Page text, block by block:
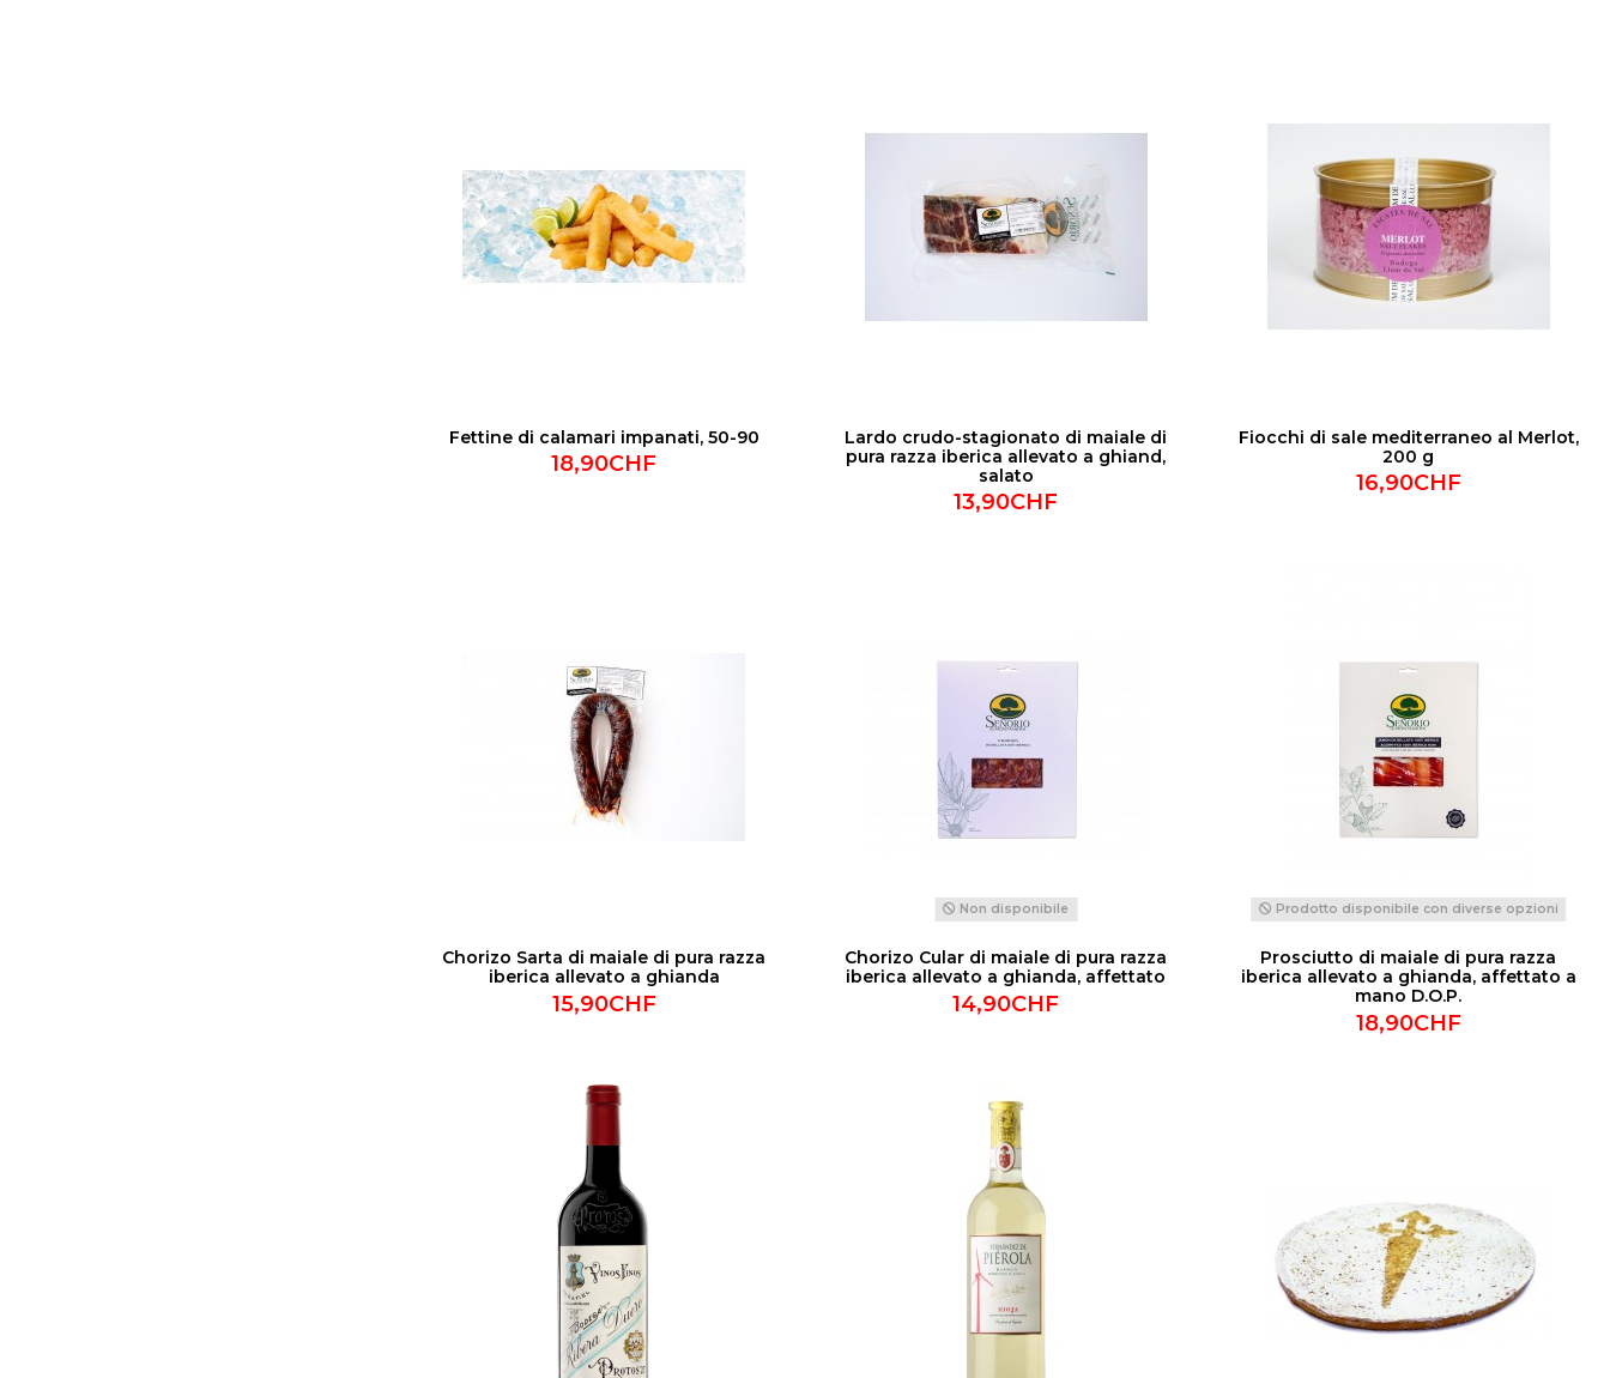
Fettine di calamari impanati, 50-90
18,90CHF
Lardo crudo-stagionato di maiale di
pura razza iberica allevato a ghiand,
salato
13,90CHF
Fiocchi di sale mediterraneo al Merlot,
200 g
16,90CHF
Chorizo Sarta di maiale di pura razza
iberica allevato a ghianda
15,90CHF
Non disponibile
Chorizo Cular di maiale di pura razza
iberica allevato a ghianda, affettato
14,90CHF
Prodotto disponibile con diverse opzioni
Prosciutto di maiale di pura razza
iberica allevato a ghianda, affettato a
mano D.O.P.
18,90CHF